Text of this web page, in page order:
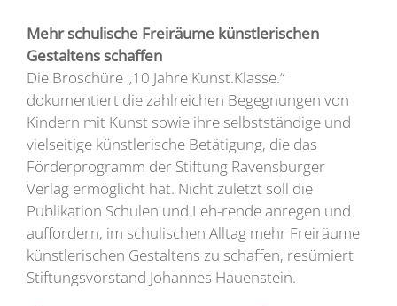
Mehr schulische Freiräume künstlerischen
Gestaltens schaffen
Die Broschüre „10 Jahre Kunst.Klasse.“
dokumentiert die zahlreichen Begegnungen von
Kindern mit Kunst sowie ihre selbstständige und
vielseitige künstlerische Betätigung, die das
Förderprogramm der Stiftung Ravensburger
Verlag ermöglicht hat. Nicht zuletzt soll die
Publikation Schulen und Leh-rende anregen und
auffordern, im schulischen Alltag mehr Freiräume
künstlerischen Gestaltens zu schaffen, resümiert
Stiftungsvorstand Johannes Hauenstein.